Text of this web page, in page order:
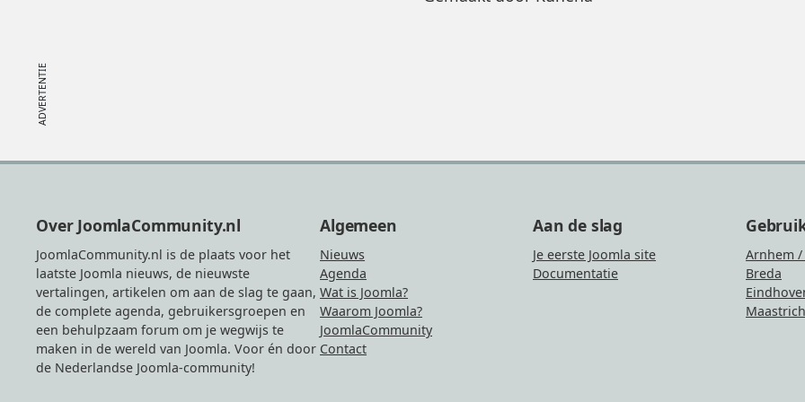
Over JoomlaCommunity.nl
JoomlaCommunity.nl is de plaats voor het
laatste Joomla nieuws, de nieuwste
vertalingen, artikelen om aan de slag te gaan,
de complete agenda, gebruikersgroepen en
een behulpzaam forum om je wegwijs te
maken in de wereld van Joomla. Voor én door
de Nederlandse Joomla-community!
Algemeen
Nieuws
Agenda
Wat is Joomla?
Waarom Joomla?
JoomlaCommunity
Contact
Aan de slag
Je eerste Joomla site
Documentatie
Arnhem
Breda